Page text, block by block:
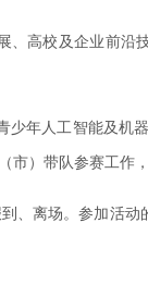
校及企业前沿
年人工智能及机
市）带队参赛工
离场。参加活动